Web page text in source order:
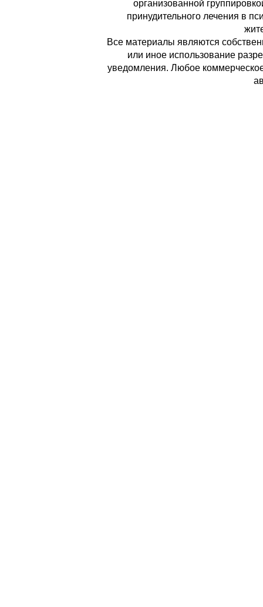
организованной
принудительного лечения в
Все материалы являются
или иное использование
уведомления. Любое